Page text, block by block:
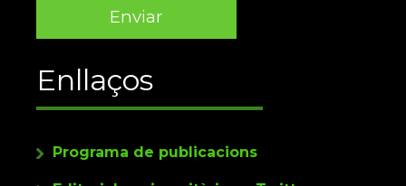
Enllaços
Programa de publicacions